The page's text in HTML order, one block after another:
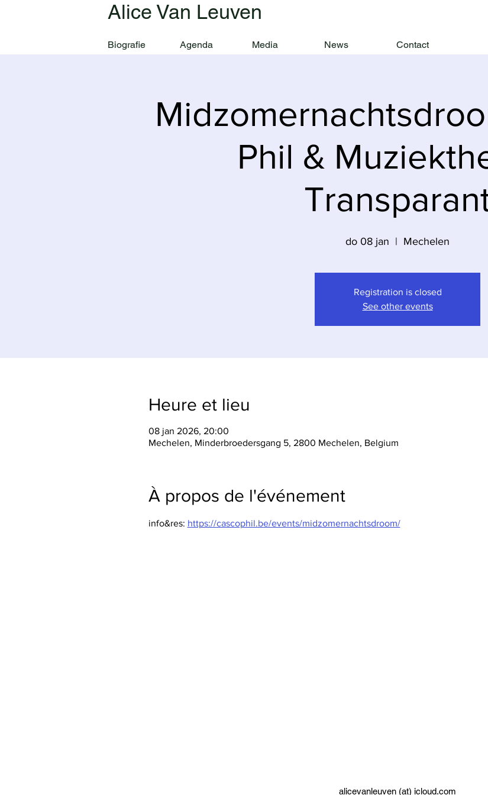
Alice Van Leuven
Biografie Agenda Media News Contact
Phil &
do 08 jan
  |
Mechelen
Registration is closed
See other events
Heure et lieu
08 jan 2026, 20:00
Mechelen, Minderbroedersgang 5, 2800 Mechelen, Belgium
À propos de l'événement
info&res: https://cascophil.be/events/midzomernachtsdroom/
alicevanleuven (at) icloud.com